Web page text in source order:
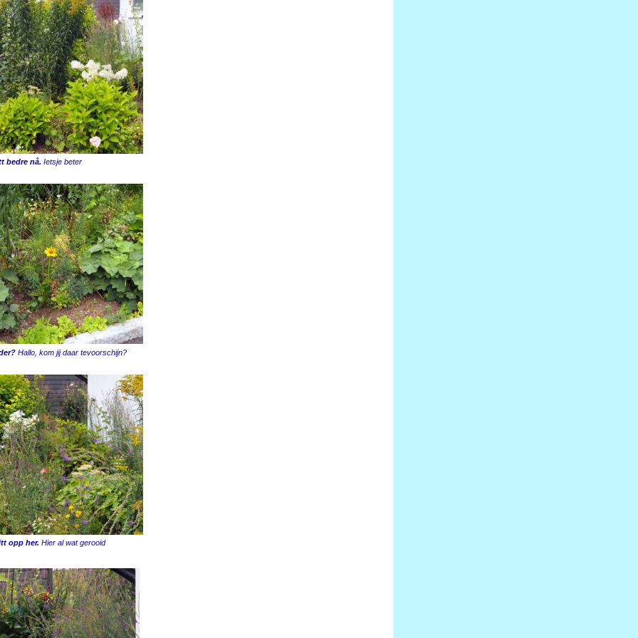
bedre nå. Ietsje beter
Hallo, kom jij daar tevoorschijn?
opp her. Hier al wat gerooid